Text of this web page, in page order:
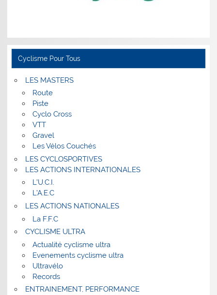
Cyclisme Pour Tous
LES MASTERS
Route
Piste
Cyclo Cross
VTT
Gravel
Les Vélos Couchés
LES CYCLOSPORTIVES
LES ACTIONS INTERNATIONALES
L’U.C.I.
L’A.E.C
LES ACTIONS NATIONALES
La F.F.C
CYCLISME ULTRA
Actualité cyclisme ultra
Evenements cyclisme ultra
Ultravélo
Records
ENTRAINEMENT, PERFORMANCE